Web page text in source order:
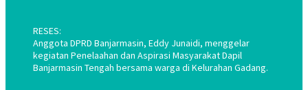
RESES:
Anggota DPRD Banjarmasin, Eddy Junaidi, menggelar
kegiatan Penelaahan dan Aspirasi Masyarakat Dapil
Banjarmasin Tengah bersama warga di Kelurahan Gadang.